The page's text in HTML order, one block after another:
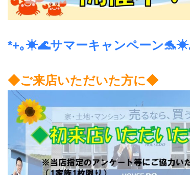
*+｡☀🌊サマーキャンペーン🐬☀
◆ご来店いただいた方に◆